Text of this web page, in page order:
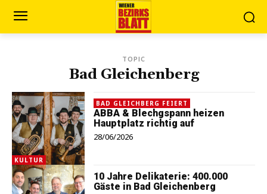
TOPIC
Bad Gleichenberg
KULTUR
BAD GLEICHBERG FEIERT
ABBA & Blechgspann heizen
Hauptplatz richtig auf
28/06/2026
10 Jahre Delikaterie: 400.000
Gäste in Bad Gleichenberg